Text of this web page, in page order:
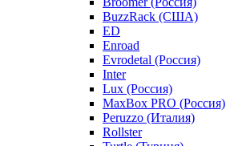
BuzzRack (США)
ED
Enroad
Evrodetal (Россия)
Inter
Lux (Россия)
MaxBox PRO (Россия)
Peruzzo (Италия)
Rollster